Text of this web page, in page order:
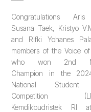
Congratulations
Susana Taek, Kristyo
and Rifki Yohanes
members of the Voice
who won 2nd
Champion in the
National Student
Competition
Kemdikbudristek RI